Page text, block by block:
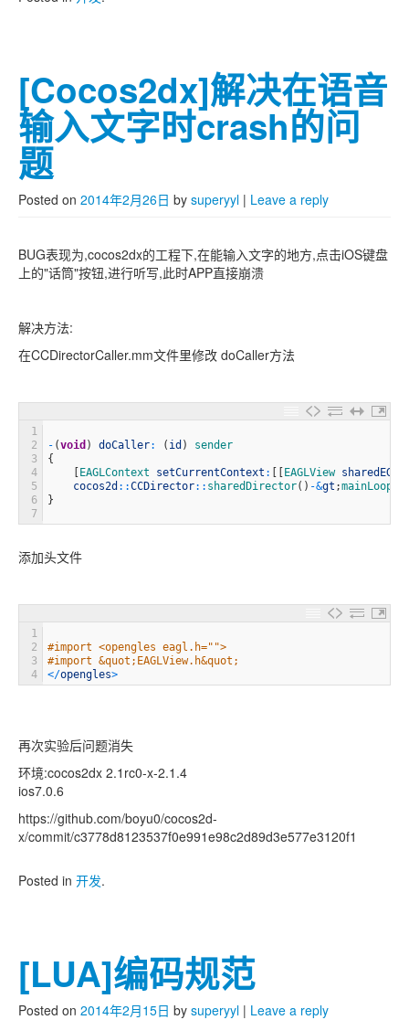
[Cocos2dx]解决在语音
输入文字时crash的问
题
Posted on 2014年2月26日 by superyyl | Leave a reply
BUG表现为,cocos2dx的工程下,在能输入文字的地方,点击iOS键盘
上的"话筒"按钮,进行听写,此时APP直接崩溃
解决方法:
在CCDirectorCaller.mm文件里修改 doCaller方法
1
2
3
4
5
6
7
- (void ) doCaller: ( id )
sender
{
EAGLContext setCurrentContext : EAGLView
cocos2d ::CCDirector:: sharedDirector( ) -&gt ;mainLoop
}
添加头文件
1
2
3
4
#import <opengles eagl.h="">
#import &quot;EAGLView.h&quot;
</opengles>
再次实验后问题消失
环境:cocos2dx 2.1rc0-x-2.1.4
ios7.0.6
https://github.com/boyu0/cocos2d-
x/commit/c3778d8123537f0e991e98c2d89d3e577e3120f1
Posted in 开发.
[LUA]编码规范
Posted on 2014年2月15日 by superyyl | Leave a reply